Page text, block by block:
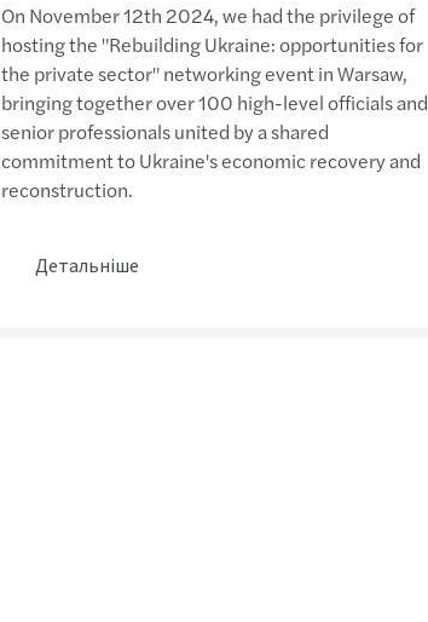
On November 12th 2024, we had the privilege of
hosting the "Rebuilding Ukraine: opportunities for
the private sector" networking event in Warsaw,
bringing together over 100 high-level officials and
senior professionals united by a shared
commitment to Ukraine's economic recovery and
reconstruction.
Детальніше